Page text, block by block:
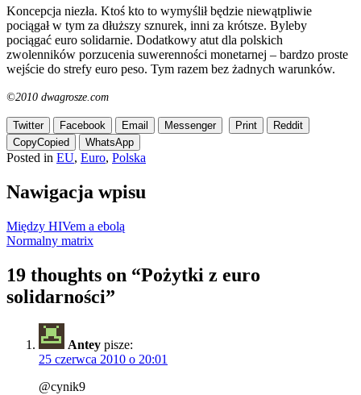
Koncepcja niezła. Ktoś kto to wymyślił będzie niewątpliwie
pociągał w tym za dłuższy sznurek, inni za krótsze. Byleby
pociągać euro solidarnie. Dodatkowy atut dla polskich
zwolenników porzucenia suwerenności monetarnej – bardzo proste
wejście do strefy euro peso. Tym razem bez żadnych warunków.
©2010 dwagrosze.com
Twitter Facebook Email Messenger Print
Reddit
CopyCopied WhatsApp
Posted in EU, Euro, Polska
Nawigacja wpisu
Między HIVem a ebolą
Normalny matrix
19 thoughts on “Pożytki z euro
solidarności”
Antey pisze:
25 czerwca 2010 o 20:01
@cynik9